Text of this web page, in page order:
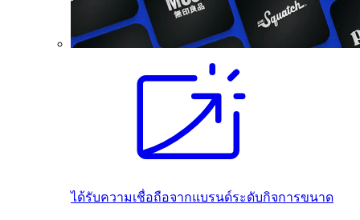
ได้รับความเชื่อถือจากแบรนด์ระดับกิจการขนาด